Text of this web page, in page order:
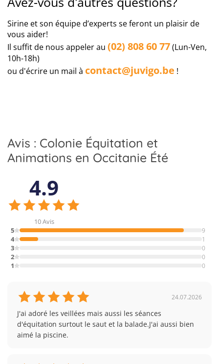
Sirine et son équipe d’experts se feront un plaisir de
vous aider!
Il suffit de nous appeler au (02) 808 60 77(Lun-Ven,
10h-18h)
ou d'écrire un mail à contact@juvigo.be !
Avis : Colonie Équitation et
Animations en Occitanie Été
4.9
10 Avis
5
9
4 1
3 0
2 0
1 0
24.07.2026
J'ai adoré les veillées mais aussi les séances
d'équitation surtout le saut et la balade.J'ai aussi bien
aimé la piscine.